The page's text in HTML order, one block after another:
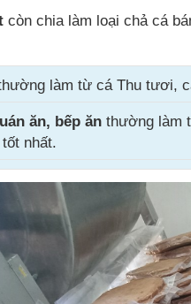
còn chia làm loại chả cá
làm từ cá Thu tươi,
ăn, bếp ăn thường làm
nhất.